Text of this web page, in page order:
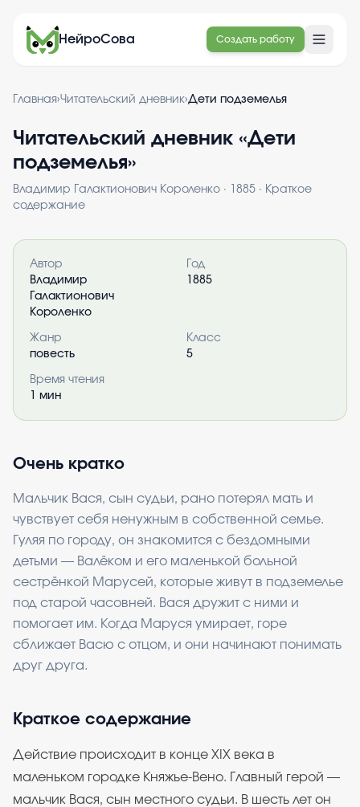
НейроСова Создать работу
Главная›Читательский дневник›Дети подземелья
Читательский дневник «Дети
подземелья»
Владимир Галактионович Короленко · 1885 · Краткое
содержание
Информация о книге
Автор
Владимир
Галактионович
Короленко
Год
1885
Жанр
повесть
Класс
5
Время чтения
мин
Очень кратко
Мальчик Вася, сын судьи, рано потерял мать и
чувствует себя ненужным в собственной семье.
Гуляя по городу, он знакомится с бездомными
детьми — Валёком и его маленькой больной
сестрёнкой Марусей, которые живут в подземелье
под старой часовней. Вася дружит с ними и
помогает им. Когда Маруся умирает, горе
сближает Васю с отцом, и они начинают понимать
друг друга.
Краткое содержание
Действие происходит в конце XIX века в
маленьком городке Княжье-Вено. Главный герой —
мальчик Вася, сын местного судьи. В шесть лет он